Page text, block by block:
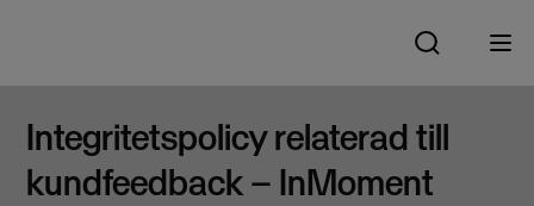
Integritetspolicy relaterad till
kundfeedback – InMoment